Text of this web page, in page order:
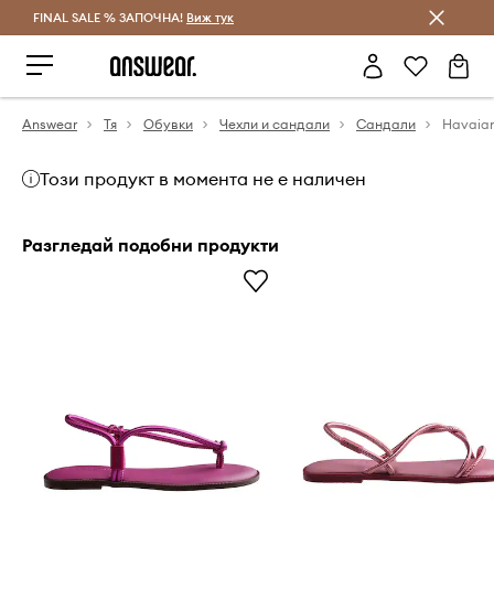
Спестявай с Answear Club
FINAL SALE % ЗАПОЧНА! Виж тук
Answear Тя Обувки Чехли и сандали Сандали
Този продукт в момента не е наличен
Разгледай подобни продукти